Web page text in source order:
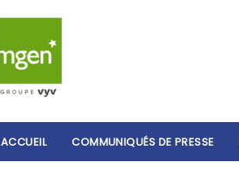
ACCUEIL COMMUNIQUÉS DE PRESSE